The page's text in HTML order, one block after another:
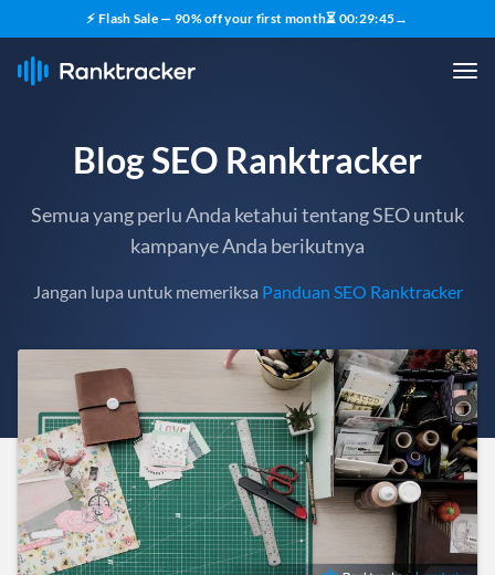
⚡ Flash Sale — 90% off your first month⏳ 00:29:43→
Blog SEO Ranktracker
Semua yang perlu Anda ketahui tentang SEO untuk
kampanye Anda berikutnya
Jangan lupa untuk memeriksa Panduan SEO Ranktracker